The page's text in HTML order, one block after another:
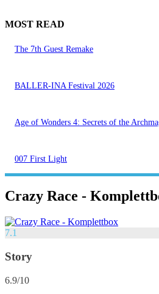
MOST READ
The 7th Guest Remake
BALLER-INA Festival 2026
Age of Wonders 4: Secrets of the
007 First Light
Crazy Race -
7.1
Story
6.9/10